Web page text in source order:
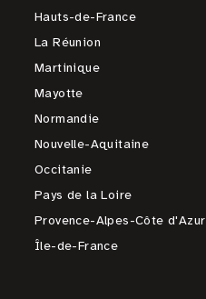
Hauts-de-France
La Réunion
Martinique
Mayotte
Normandie
Nouvelle-Aquitaine
Occitanie
Pays de la Loire
Provence-Alpes-Côte d'Azur
Île-de-France